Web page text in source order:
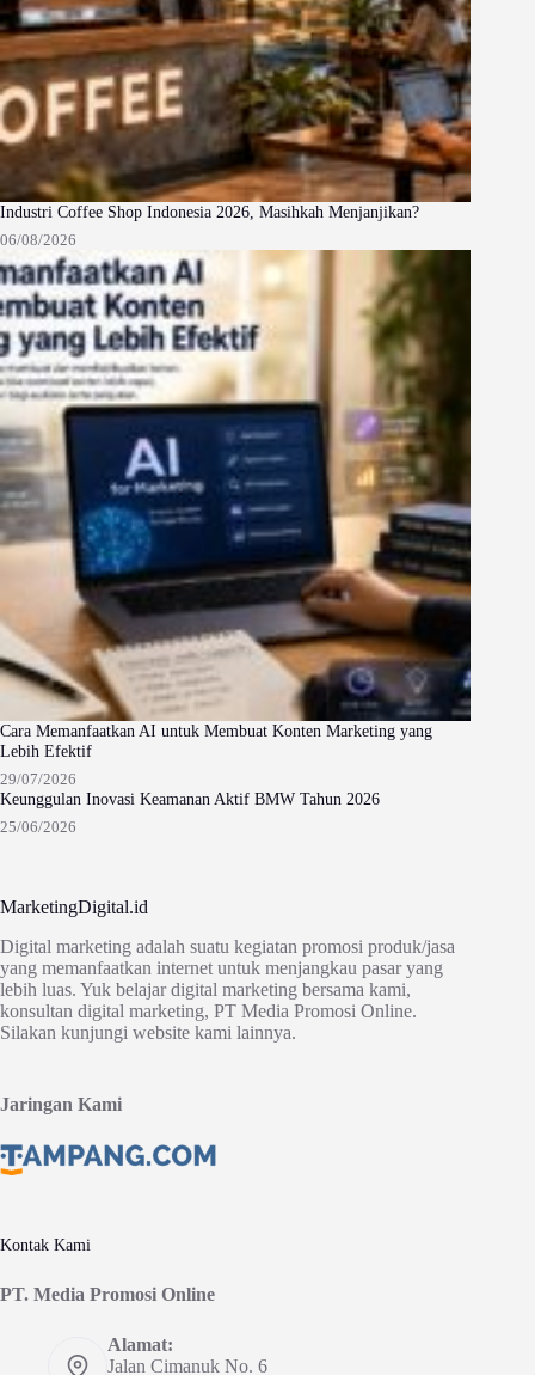
Industri Coffee Shop Indonesia 2026, Masihkah Menjanjikan?
06/08/2026
Cara Memanfaatkan AI untuk Membuat Konten Marketing yang
Lebih Efektif
29/07/2026
Keunggulan Inovasi Keamanan Aktif BMW Tahun 2026
25/06/2026
MarketingDigital.id
Digital marketing adalah suatu kegiatan promosi produk/jasa
yang memanfaatkan internet untuk menjangkau pasar yang
lebih luas. Yuk belajar digital marketing bersama kami,
konsultan digital marketing, PT Media Promosi Online.
Silakan kunjungi website kami lainnya.
Jaringan Kami
Kontak Kami
PT. Media Promosi Online
Alamat:
Jalan Cimanuk No. 6